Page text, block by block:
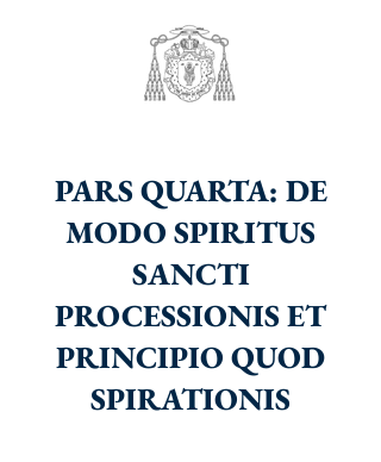
PARS QUARTA: DE
MODO SPIRITUS
SANCTI
PROCESSIONIS ET
PRINCIPIO QUOD
SPIRATIONIS